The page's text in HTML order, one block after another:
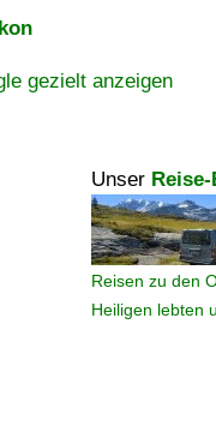
gezielt anzeigen
Unser
Reisen zu den
Heiligen lebten